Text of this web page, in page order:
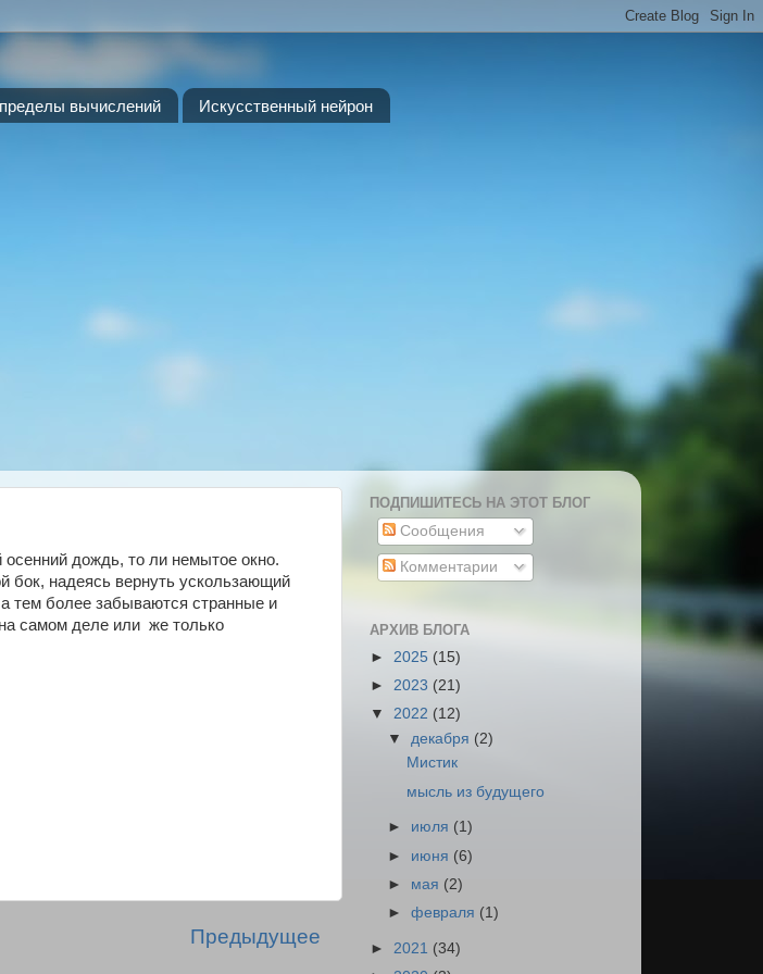
вычислений Искусственный нейрон
осенний дождь, то ли немытое окно.
бок, надеясь вернуть ускользающий
тем более забываются странные и
самом деле или же только
Предыдущее
ПОДПИШИТЕСЬ НА ЭТОТ БЛОГ
Сообщения
Комментарии
АРХИВ БЛОГА
► 2025 (15)
► 2023 (21)
▼ 2022 (12)
▼ декабря (2)
Мистик
мысль из будущего
► июля (1)
► июня (6)
► мая (2)
►февраля (1)
► 2021 (34)